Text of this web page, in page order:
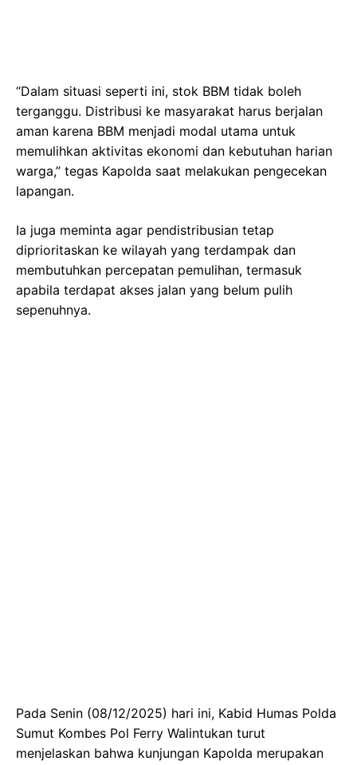
“Dalam situasi seperti ini, stok BBM tidak boleh
terganggu. Distribusi ke masyarakat harus berjalan
aman karena BBM menjadi modal utama untuk
memulihkan aktivitas ekonomi dan kebutuhan harian
warga,” tegas Kapolda saat melakukan pengecekan
lapangan.
Ia juga meminta agar pendistribusian tetap
diprioritaskan ke wilayah yang terdampak dan
membutuhkan percepatan pemulihan, termasuk
apabila terdapat akses jalan yang belum pulih
sepenuhnya.
Pada Senin (08/12/2025) hari ini, Kabid Humas Polda
Sumut Kombes Pol Ferry Walintukan turut
menjelaskan bahwa kunjungan Kapolda merupakan